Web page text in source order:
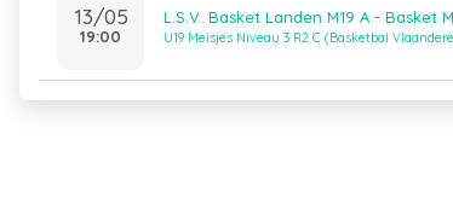
13/05
19:00
L.S.V. Basket Landen M19 A - Basket
U19 Meisjes Niveau 3 R2 C (Basketbal